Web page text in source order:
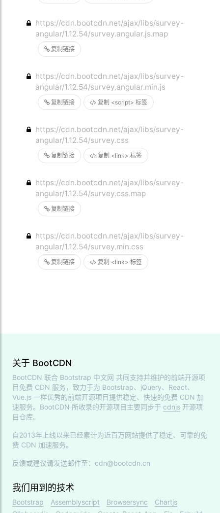
复制链接
https://cdn.bootcdn.net/ajax/libs/survey-
angular/1.12.54/survey.angular.js.map
复制链接 复制 <script> 标签
https://cdn.bootcdn.net/ajax/libs/survey-
angular/1.12.54/survey.angular.min.js
复制链接 复制 <link> 标签
https://cdn.bootcdn.net/ajax/libs/survey-
angular/1.12.54/survey.css
复制链接
https://cdn.bootcdn.net/ajax/libs/survey-
angular/1.12.54/survey.css.map
复制链接 复制 <link> 标签
https://cdn.bootcdn.net/ajax/libs/survey-
angular/1.12.54/survey.min.css
关于 BootCDN
BootCDN 联合 Bootstrap 中文网 共同支持并维护的前端开源项
目免费 CDN 服务，致力于为 Bootstrap、jQuery、React、
Vue.js 一样优秀的前端开源项目提供稳定、快速的免费 CDN 加
速服务。BootCDN 所收录的开源项目主要同步于 cdnjs 开源项
目仓库。
自2013年上线以来已经累计为近百万网站提供了稳定、可靠的免
费 CDN 加速服务。
反馈或建议请发送邮件至：cdn@bootcdn.cn
我们用到的技术
Bootstrap Assemblyscript Browsersync
Chartjs